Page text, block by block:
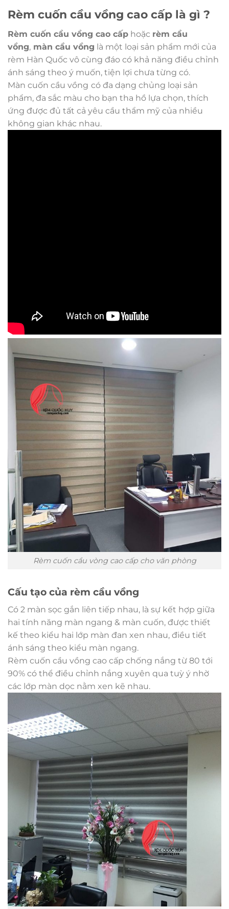
Rèm cuốn cầu vồng cao cấp là gì ?
Rèm cuốn cầu vồng cao cấp hoặc rèm cầu
vồng, màn cầu vồng là một loại sản phẩm mới của
rèm Hàn Quốc vô cùng đáo có khả năng điều chỉnh
ánh sáng theo ý muốn, tiện lợi chưa từng có.
Màn cuốn cầu vồng có đa dạng chủng loại sản
phẩm, đa sắc màu cho bạn tha hồ lựa chọn, thích
ứng được đủ tất cả yêu cầu thẩm mỹ của nhiều
không gian khác nhau.
Rèm cuốn cầu vòng cao cấp cho văn phòng
Cấu tạo của rèm cầu vồng
Có 2 màn sọc gắn liên tiếp nhau, là sự kết hợp giữa
hai tính năng màn ngang & màn cuốn, được thiết
kế theo kiểu hai lớp màn đan xen nhau, điều tiết
ánh sáng theo kiểu màn ngang.
Rèm cuốn cầu vồng cao cấp chống nắng từ 80 tới
90% có thể điều chỉnh nắng xuyên qua tuỳ ý nhờ
các lớp màn dọc nằm xen kẽ nhau.